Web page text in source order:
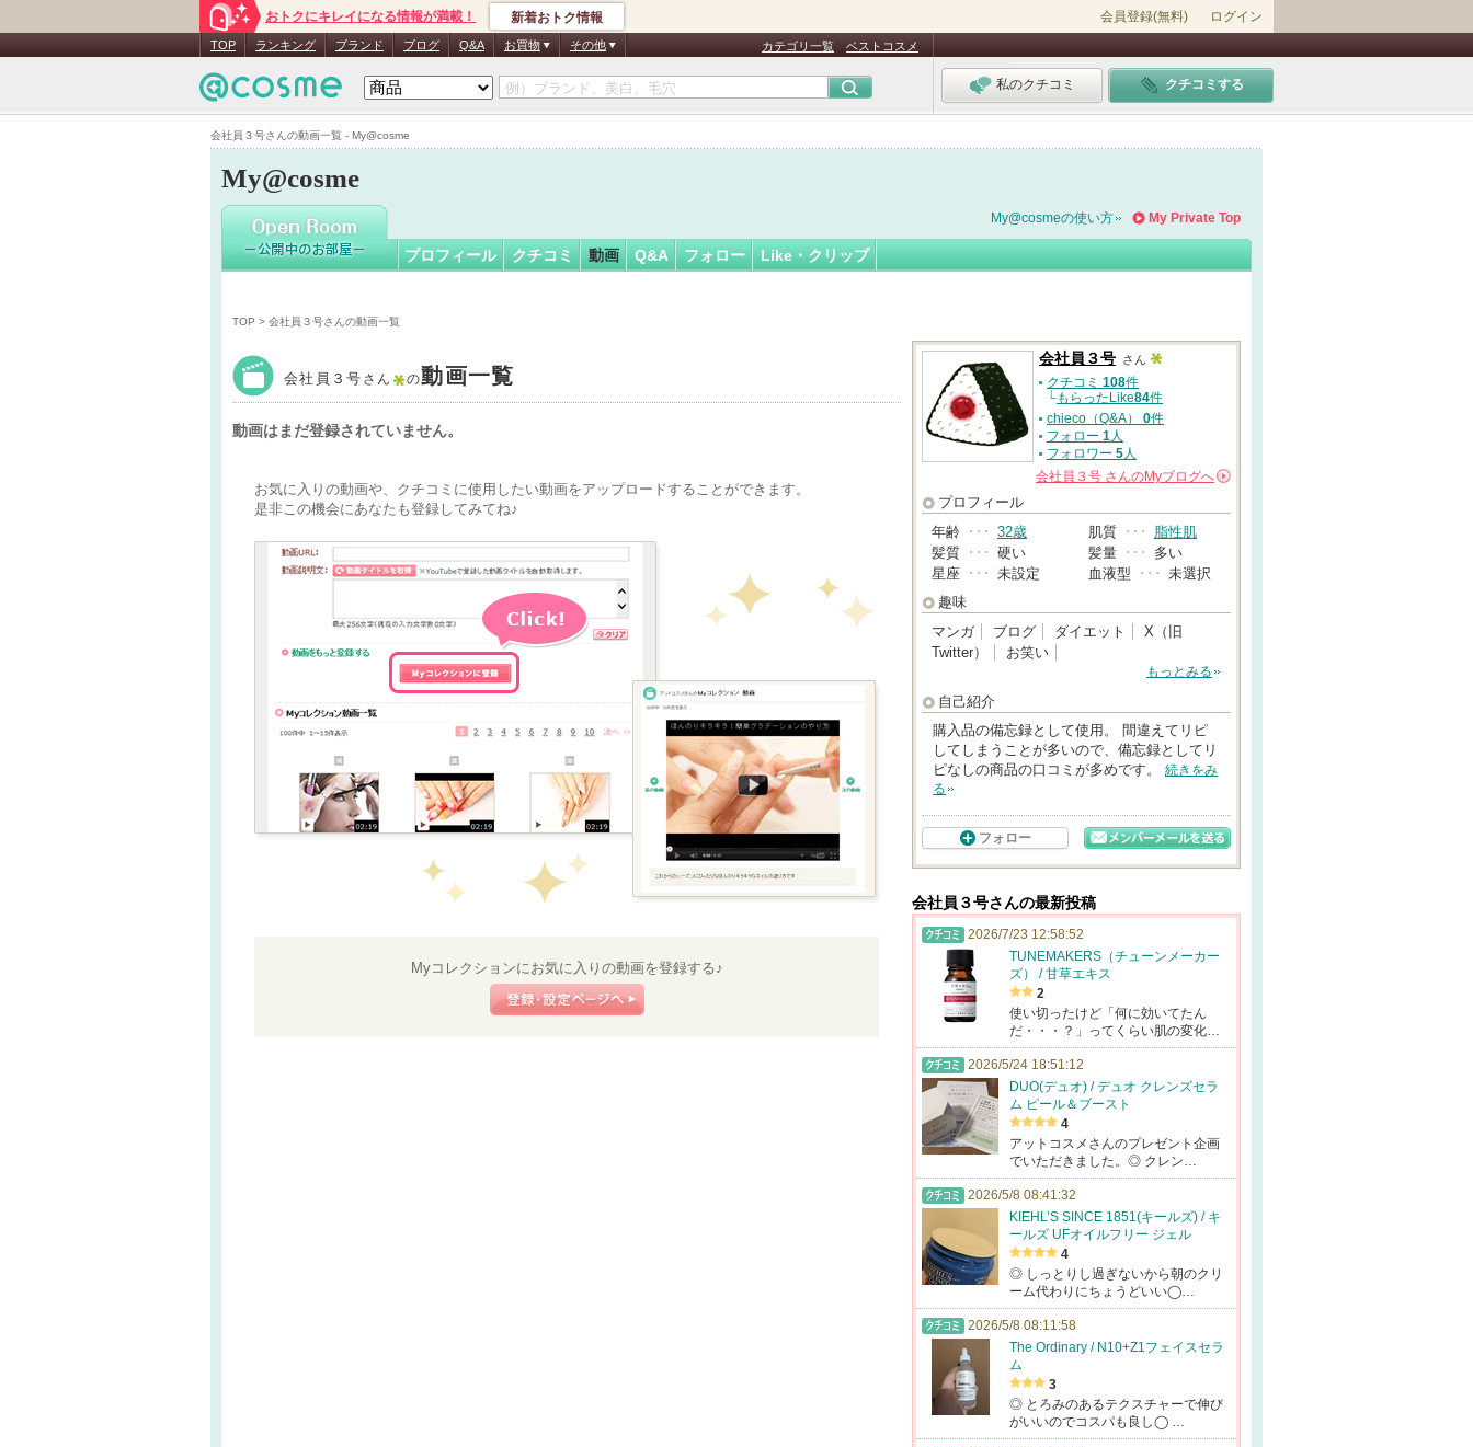
会社員３号さんの動画一覧 - My@cosme
おトクにキレイになる情報が満載！ 新着おトク情報 会員登録(無料) ログイン
TOP ランキング ブランド ブログ Q&A お買物 その他 カテゴリ一覧 ベストコスメ
私のクチコミ クチコミする
My@cosme
会社員３号さん
My Private Top
My@cosmeの使い方
プロフィール クチコミ 動画 Q&A フォロー Like・クリップ
TOP > 会社員３号さんの動画一覧
会社員３号 さん の動画一覧
動画はまだ登録されていません。
お気に入りの動画や、クチコミに使用したい動画をアップロードすることができます。
是非この機会にあなたも登録してみてね♪
Myコレクションにお気に入りの動画を登録する♪
会社員３号 さん
クチコミ 108件
└もらったLike84件
chieco（Q&A） 0件
フォロー 1人
フォロワー 5人
会社員３号 さんのMyブログへ
プロフィール
年齢 ･･･ 32歳 肌質 ･･･
脂性肌
髪質 ･･･ 硬い 髪量 ･･･
多い
星座 ･･･ 未設定 血液型 ･･･ 未選択
趣味
マンガ
ブログ ダイエット
X（旧
Twitter）
お笑い
もっとみる
自己紹介
購入品の備忘録として使用。 間違えてリピ
してしまうことが多いので、備忘録としてリ
ピなしの商品の口コミが多めです。 続きをみ
る
フォロー
会社員３号さんの最新投稿
2026/7/23 12:58:52
TUNEMAKERS（チューンメーカー
ズ） / 甘草エキス
2
使い切ったけど「何に効いてたん
だ・・・？」ってくらい肌の変化…
2026/5/24 18:51:12
DUO(デュオ) / デュオ クレンズセラ
ム ピール＆ブースト
4
アットコスメさんのプレゼント企画
でいただきました。◎ クレン…
2026/5/8 08:41:32
KIEHL’S SINCE 1851(キールズ) / キ
ールズ UFオイルフリー ジェル
4
◎ しっとりし過ぎないから朝のクリ
ーム代わりにちょうどいい◯…
2026/5/8 08:11:58
The Ordinary / N10+Z1フェイスセラ
ム
3
◎ とろみのあるテクスチャーで伸び
がいいのでコスパも良し◯ …